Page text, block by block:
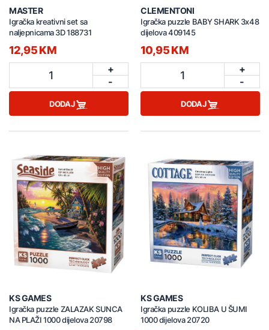
MASTER
Igračka kreativni set sa
naljepnicama 3D 188731
12,95 KM
1
+
-
DODAJ
CLEMENTONI
Igračka puzzle BABY SHARK 3x48
dijelova 409145
10,95 KM
1
+
-
DODAJ
KS GAMES
Igračka puzzle ZALAZAK SUNCA
NA PLAŽI 1000 dijelova 20798
KS GAMES
Igračka puzzle KOLIBA U ŠUMI
1000 dijelova 20720